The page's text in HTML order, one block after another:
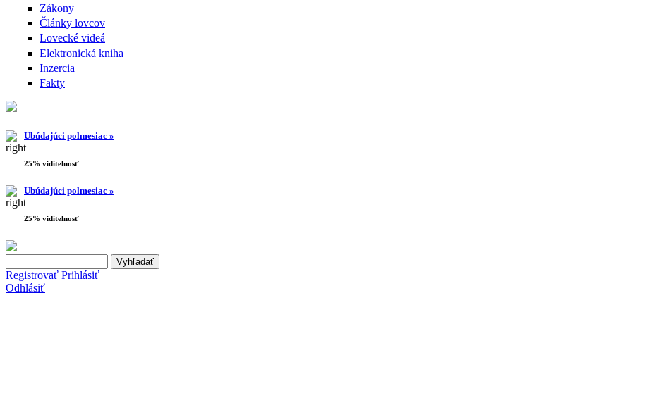
Zákony
Články lovcov
Lovecké videá
Elektronická kniha
Inzercia
Fakty
Ubúdajúci polmesiac »
25% viditelnosť
Ubúdajúci polmesiac »
25% viditelnosť
Vyhľadávanie
Registrovať Prihlásiť
Odhlásiť